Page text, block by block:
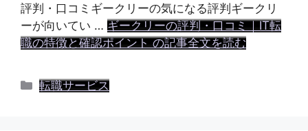
評判・口コミギークリーの気になる評判ギークリ
ーが向いてい … ギークリーの評判・口コミ｜IT転
職の特徴と確認ポイント の記事全文を読む
カ
転職サービス